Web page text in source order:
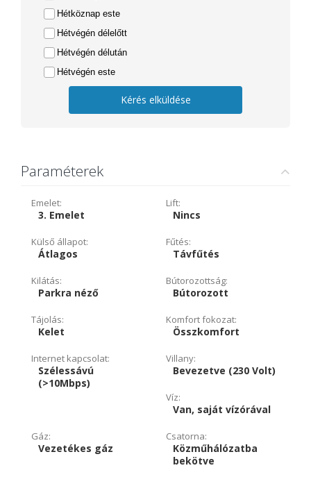
Hétköznap este
Hétvégén délelőtt
Hétvégén délután
Hétvégén este
Kérés elküldése
Paraméterek
Emelet:
3. Emelet
Lift:
Nincs
Külső állapot:
Átlagos
Fűtés:
Távfűtés
Kilátás:
Parkra néző
Bútorozottság:
Bútorozott
Tájolás:
Kelet
Komfort fokozat:
Összkomfort
Internet kapcsolat:
Szélessávú
(>10Mbps)
Villany:
Bevezetve (230 Volt)
Víz:
Van, saját vízórával
Gáz:
Vezetékes gáz
Csatorna:
Közműhálózatba
bekötve